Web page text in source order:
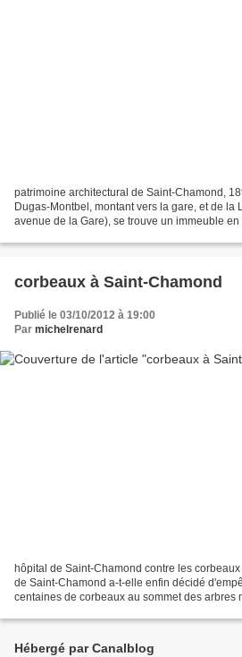
patrimoine architectural de Saint-Chamond,
Dugas-Montbel, montant vers la gare, et de la
avenue de la Gare), se trouve un immeuble
corbeaux à Saint-Chamond
Publié le 03/10/2012 à 19:00
Par michelrenard
hôpital de Saint-Chamond contre les
de Saint-Chamond a-t-elle enfin décidé
centaines de corbeaux au sommet des arbres
Hébergé par Canalblog